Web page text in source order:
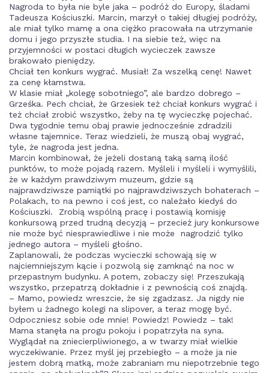
Nagroda to była nie byle jaka – podróż do Europy, śladami
Tadeusza Kościuszki. Marcin, marzył o takiej długiej podróży,
ale miał tylko mamę a ona ciężko pracowała na utrzymanie
domu i jego przyszłe studia. I na siebie też, więc na
przyjemności w postaci długich wycieczek zawsze
brakowało pieniędzy.
Chciał ten konkurs wygrać. Musiał! Za wszelką cenę! Nawet
za cenę kłamstwa.
W klasie miał „kolegę sobotniego”, ale bardzo dobrego –
Grześka. Pech chciał, że Grzesiek też chciał konkurs wygrać i
też chciał zrobić wszystko, żeby na tę wycieczkę pojechać.
Dwa tygodnie temu obaj prawie jednocześnie zdradzili
własne tajemnice. Teraz wiedzieli, że muszą obaj wygrać,
tyle, że nagroda jest jedna.
Marcin kombinował, że jeżeli dostaną taką samą ilość
punktów, to może pojadą razem. Myśleli i myśleli i wymyślili,
że w każdym prawdziwym muzeum, gdzie są
najprawdziwsze pamiątki po najprawdziwszych bohaterach –
Polakach, to na pewno i coś jest, co należało kiedyś do
Kościuszki. Zrobią wspólną pracę i postawią komisję
konkursową przed trudną decyzją – przecież jury konkursowe
nie może być niesprawiedliwe i nie może nagrodzić tylko
jednego autora – myśleli głośno.
Zaplanowali, że podczas wycieczki schowają się w
najciemniejszym kącie i pozwolą się zamknąć na noc w
przepastnym budynku. A potem, zobaczy się! Przeszukają
wszystko, przepatrzą dokładnie i z pewnością coś znajdą.
– Mamo, powiedz wreszcie, że się zgadzasz. Ja nigdy nie
byłem u żadnego kolegi na slipover, a teraz mogę być.
Odpoczniesz sobie ode mnie! Powiedz! Powiedz – tak!
Mama stanęła na progu pokoju i popatrzyła na syna.
Wyglądał na zniecierpliwionego, a w twarzy miał wielkie
wyczekiwanie. Przez myśl jej przebiegło – a może ja nie
jestem dobrą matką, może zabraniam mu niepotrzebnie tego